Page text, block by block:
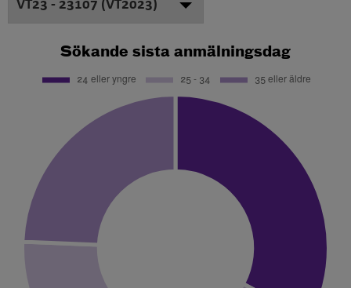
Sökande sista anmälningsdag